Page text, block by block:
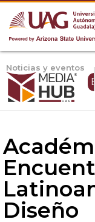
Noticias y eventos
Diseño